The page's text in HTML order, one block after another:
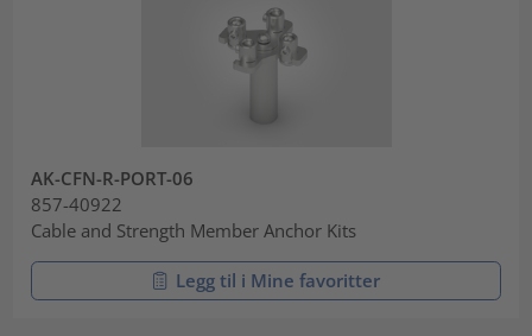
AK-CFN-R-PORT-06
857-40922
Cable and Strength Member Anchor Kits
Legg til i Mine favoritter